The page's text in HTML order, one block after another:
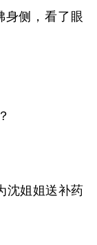
身侧，看了眼
沈姐姐送补药